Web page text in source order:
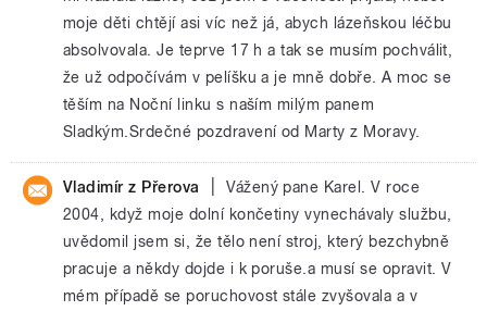
moje děti chtějí asi víc než já, abych lázeňskou léčbu
absolvovala. Je teprve 17 h a tak se musím pochválit,
že už odpočívám v pelíšku a je mně dobře. A moc se
těším na Noční linku s naším milým panem
Sladkým.Srdečné pozdravení od Marty z Moravy.
Vladimír z Přerova
Vážený pane Karel. V roce
2004, když moje dolní končetiny vynechávaly službu,
uvědomil jsem si, že tělo není stroj, který bezchybně
pracuje a někdy dojde i k poruše.a musí se opravit. V
mém případě se poruchovost stále zvyšovala a v